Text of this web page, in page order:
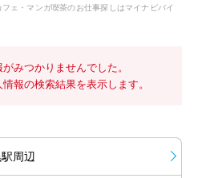
ェ・マンガ喫茶のお仕事探しはマイナビバイ
みつかりませんでした。
報の検索結果を表示します。
周辺